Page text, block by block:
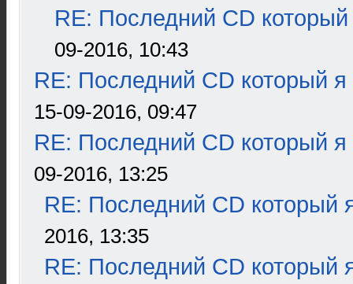
RE: Последний CD который
09-2016, 10:43
RE: Последний CD который я
15-09-2016, 09:47
RE: Последний CD который я
09-2016, 13:25
RE: Последний CD который
2016, 13:35
RE: Последний CD который